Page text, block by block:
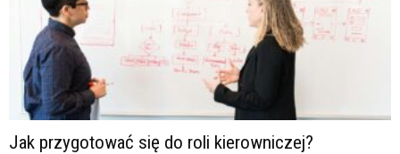
Jak przygotować się do roli kierowniczej?